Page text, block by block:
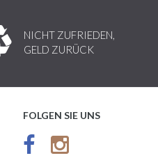
NICHT ZUFRIEDEN,
GELD ZURÜCK
FOLGEN SIE UNS